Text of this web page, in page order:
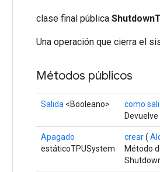
clase final pública
Una operación que cierra el
Métodos públicos
Salida <Booleano> como
Apagado
estáticoTPUSystem
crear(
Método